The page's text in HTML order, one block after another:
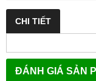
CHI TIẾT
ĐÁNH GIÁ SẢN